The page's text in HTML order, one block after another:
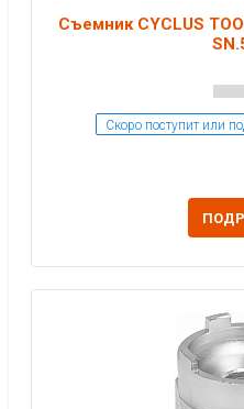
Съемник CYCLUS
Скоро поступит или